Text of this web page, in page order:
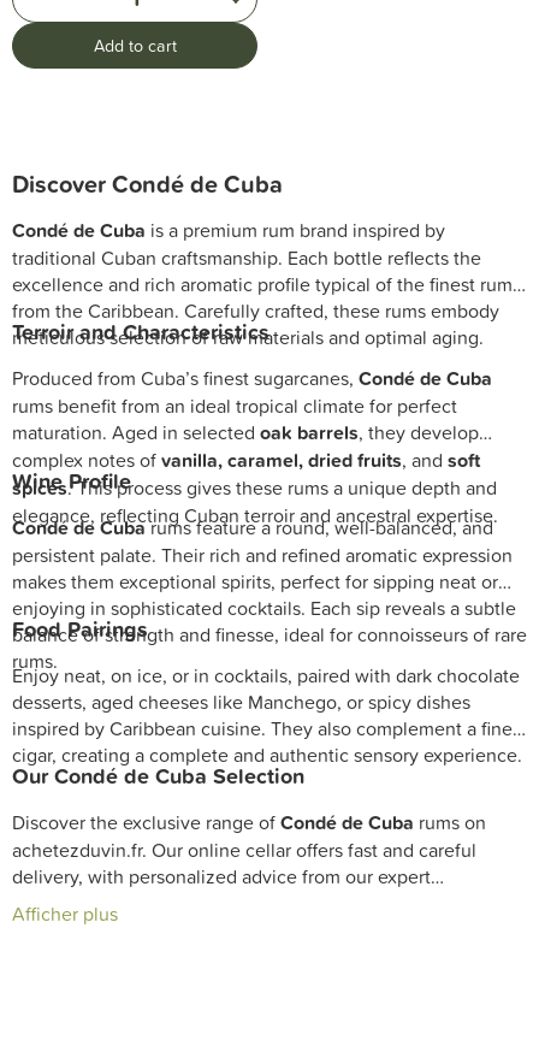
Add to cart
Discover Condé de Cuba
Condé de Cuba is a premium rum brand inspired by
traditional Cuban craftsmanship. Each bottle reflects the
excellence and rich aromatic profile typical of the finest rums
from the Caribbean. Carefully crafted, these rums embody
meticulous selection of raw materials and optimal aging.
Terroir and Characteristics
Produced from Cuba’s finest sugarcanes, Condé de Cuba
rums benefit from an ideal tropical climate for perfect
maturation. Aged in selected oak barrels, they develop
complex notes ofvanilla, caramel, dried fruits, and soft
spices. This process gives these rums a unique depth and
elegance, reflecting Cuban terroir and ancestral expertise.
Wine Profile
Condé de Cubarums feature a round, well-balanced, and
persistent palate. Their rich and refined aromatic expression
makes them exceptional spirits, perfect for sipping neat or
enjoying in sophisticated cocktails. Each sip reveals a subtle
balance of strength and finesse, ideal for connoisseurs of rare
rums.
Food Pairings
Enjoy neat, on ice, or in cocktails, paired with dark chocolate
desserts, aged cheeses like Manchego, or spicy dishes
inspired by Caribbean cuisine. They also complement a fine
cigar, creating a complete and authentic sensory experience.
Our Condé de Cuba Selection
Discover the exclusive range ofCondé de Cuba rums on
achetezduvin.fr. Our online cellar offers fast and careful
delivery, with personalized advice from our expert
sommeliers to enjoy the authenticity and richness of
premium Cuban rums.
Afficher plus